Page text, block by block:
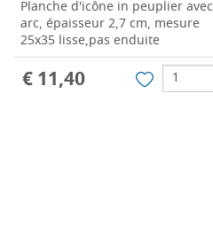
Planche d'icône in peuplier avec
arc, épaisseur 2,7 cm, mesure
25x35 lisse,pas enduite
€ 11,40